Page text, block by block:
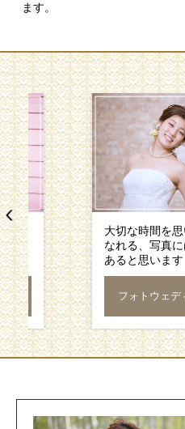
ます。
めて
めの
ン
大切な時間を
なれる、写真
あると思います
フォトウェデ